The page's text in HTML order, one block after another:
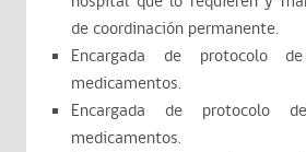
de coordinación permanente.
Encargada de protocolo
medicamentos.
Encargada de protocolo
medicamentos.